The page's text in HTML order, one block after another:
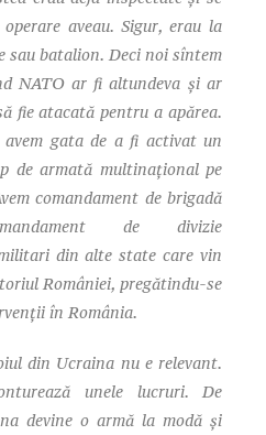
aveau. Sigur, erau la
sau batalion. Deci noi sîntem
NATO ar fi altundeva și ar
fie atacată pentru a apărea.
gata de a fi activat un
de armată multinațional pe
comandament de brigadă
de divizie
din alte state care vin
României, pregătindu-se
în România.
din Ucraina nu e relevant.
unele lucruri. De
devine o armă la modă și